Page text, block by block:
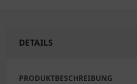
DETAILS
PRODUKTBESCHREIBUNG